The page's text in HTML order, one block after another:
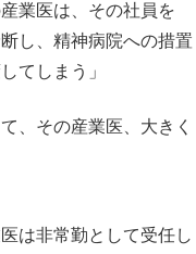
業医は、その社員を
し、精神病院への措置
てしまう」
、その産業医、大きく
は非常勤として受任し